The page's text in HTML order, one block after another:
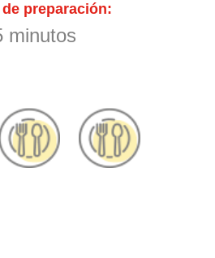
preparación:
minutos